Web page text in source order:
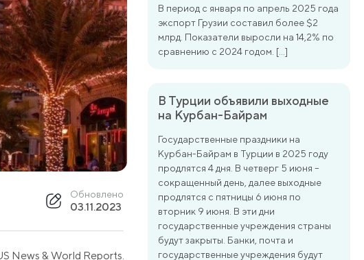
Обновлено
03.11.2023
News & World Reports.
В период с января по апрель 2025 года
экспорт Грузии составил более $2
млрд. Показатели выросли на 14,2% по
сравнению с 2024 годом. […]
В Турции объявили выходные
на Курбан-Байрам
Государственные праздники на
Курбан-Байрам в Турции в 2025 году
продлятся 4 дня. В четверг 5 июня –
сокращенный день, далее выходные
продлятся с пятницы 6 июня по
вторник 9 июня. В эти дни
государственные учреждения страны
будут закрыты. Банки, почта и
государственные учреждения будут